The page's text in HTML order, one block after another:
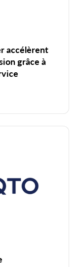
accélèrent
grâce à